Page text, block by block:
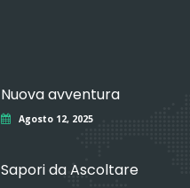
Nuova avventura
Agosto 12, 2025
Sapori da Ascoltare